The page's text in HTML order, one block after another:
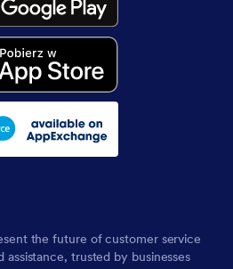
the future of customer service
trusted by businesses